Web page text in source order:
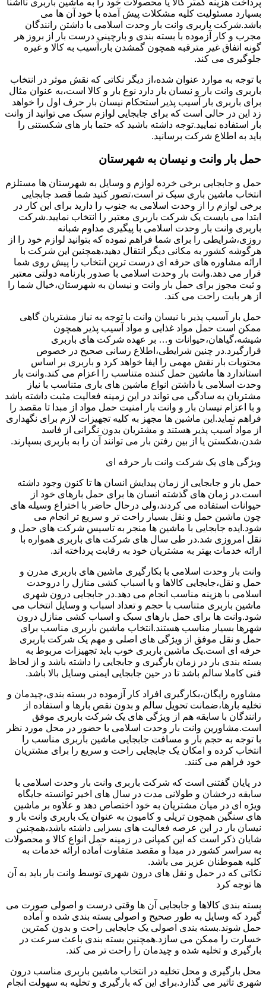
پرداخت هزینه کمتر کالا یا محصولات خود را به ماشین باربری ناآشنا
بسپارد مسئولیت کلیه مشکلات پیش آمده با خود آن ها می
باشد.شرکت باربری وانت بار وحدت اسلامی با داشتن رانندگان
مجرب و کار آزموده با بسته بندی و بارچینی درست بار از بروز هر
گونه اتفاق غیر مترقبه همچون گمشدن بار،آسیب به کالا و غیره
جلوگیری می کند.
با توجه به موارد عنوان شده،از دیگر نکاتی که نقش موثر در انتخاب
باربری وانت بار و نیسان بار دارد نوع بار و کالا است،به عنوان مثال
برای باربری بار آسیب پذیر استحکام نیسان بار حرف اول را خواهد
زد این در حالی است که برای جابجایی لوازم سبک می توانید از وانت
بار استفاده نمایید.توجه داشته باشید که حتما بار های شکستنی را
باید به اطلاع شرکت برسانید.
حمل بار وانت و نیسان به شهرستان
حمل و جابجایی برخی خرده لوازم و وسایل به شهرستان ها مستلزم
انتخاب ماشین باری سبک تر است،تصور کنید شما قصد جابجایی
برخی لوازم را از وحدت اسلامی به جنوب را دارید برای این کار در
ابتدا می بایست یک شرکت باربری معتبر را انتخاب نمایید.شرکت
باربری وانت بار وحدت اسلامی با پیگیری مداوم شبانه
روزی،شرایطی را برای شما فراهم نموده که بتوانید لوازم خود را از
هرگوشه کشور به مکانی دیگر انتقال دهید،همچنین این شرکت با
ارائه مشاوره های حرفه ای درست ترین انتخاب را پیش روی شما
قرار می دهد.وانت بار وحدت اسلامی با صدور بارنامه دولتی معتبر
و ثبت مجوز برای حمل بار وانت و نیسان به شهرستان،خیال شما را
از هر بابت راحت می کند.
حمل بار آسیب پذیر با نیسان وانت با توجه به نیاز مشتریان گاهی
ممکن است حمل مواد غذایی و مواد آسیب پذیر همچون
شیشه،گیاهان،حیوانات و… بر عهده شرکت های باربری
قرارگیرد.در چنین شرایطی،اطلاع رسانی صحیح در خصوص
محتویات بار نقش مهمی را ایفا خواهد کرد و باربری بر اساس
استاندارد ها ماشین حمل کننده متناسب را اعزام می کند.وانت بار
وحدت اسلامی با داشتن انواع ماشین های باری متناسب با نیاز
مشتریان به سادگی می تواند در این زمینه فعالیت مثبت داشته باشد
و با اعزام نیسان بار و وانت بار امنیت حمل مواد از مبدا تا مقصد را
فراهم نماید.این ماشین ها مجهز به کلیه تجهیزات لازم برای نگهداری
از مواد آسیب پذیر هستند و مشتریان بدون نگرانی از فاسد
شدن،شکستن یا از بین رفتن بار می توانند آن را به باربری بسپارند.
ویژگی های یک شرکت وانت بار حرفه ای
حمل بار و جابجایی از زمان پیدایش انسان ها تا کنون وجود داشته
است.در زمان های گذشته انسان ها برای حمل بارهای خود از
حیوانات استفاده می کردند،ولی درحال حاضر با اختراع وسیله های
چون ماشین حمل و نقل بسیار راحت تر و سریع تر انجام می
شود.ایده جابجایی با ماشین ها منجر به تاسیس شرکت های حمل و
نقل امروزی شد.در طی سال های شرکت های باربری همواره با
ارائه خدمات بهتر به مشتریان خود به رقابت پرداخته اند.
وانت بار وحدت اسلامی با بکارگیری ماشین های باربری مدرن و
حمل و نقل،جابجایی کالاها و یا اسباب کشی منازل را دروحدت
اسلامی با هزینه مناسب انجام می دهد.در جابجایی درون شهری
ماشین باربری متناسب با حجم و تعداد اسباب و وسایل انتخاب می
شود.وانت ها برای حمل بارهای سبک و اسباب کشی منازل درون
شهرها بسیار مناسب هستند.انتخاب ماشین باربری مناسب برای
حمل و نقل موفق از ویژگی های اصلی و مهم یک شرکت باربری
حرفه ای است.یک ماشین باربری خوب باید تجهیزات مربوط به
بسته بندی بار در زمان بارگیری و جابجایی را داشته باشد و از لحاظ
فنی کاملا سالم باشد تا در حین جابجایی ایمنی وسایل بالا باشد.
مشاوره رایگان،بکارگیری افراد کار آزموده در بسته بندی،چیدمان و
تخلیه بارها،ضمانت تحویل سالم و بدون نقص بارها و استفاده از
رانندگان با سابقه هم از ویژگی های یک شرکت باربری موفق
است.مشاورین وانت بار وحدت اسلامی با حضور در محل مورد نظر
با توجه به حجم بار و مسافت جابجایی ماشین باربری مناسب را
انتخاب کرده و امکان یک جابجایی راحت و سریع را برای مشتریان
خود فراهم می کنند.
در پایان گفتنی است که شرکت باربری وانت بار وحدت اسلامی با
سابقه درخشان و طولانی مدت در سال های اخیر توانسته جایگاه
ویژه ای در میان مشتریان به خود اختصاص دهد و علاوه بر ماشین
های سنگین همچون تریلی و کامیون به عنوان یک باربری وانت بار و
نیسان بار در این عرصه فعالیت های بسزایی داشته باشد،همچنین
شایان ذکر است که این کمپانی در زمینه حمل انواع کالا و محصولات
به سراسر کشور در مبدا و مقصد متفاوت آماده ارائه خدمات به
کلیه هموطنان عزیز می باشد.
نکاتی که در حمل و نقل های درون شهری توسط وانت بار باید به آن
ها توجه کرد
بسته بندی کالاها و جابجایی آن ها وقتی درست و اصولی صورت می
گیرد که وسایل به طور صحیح و اصولی بسته بندی شده و آماده
حمل شوند.بسته بندی اصولی یک جابجایی راحت و بدون کمترین
خسارت را ممکن می سازد.همچنین بسته بندی باعث سرعت در
بارگیری و تخلیه شده و چیدمان را راحت تر می کند.
محل بارگیری و محل تخلیه در انتخاب ماشین باربری مناسب درون
شهری تاثیر می گذارد.برای این که بارگیری و تخلیه به سهولت انجام